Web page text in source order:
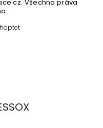
. Všechna práva